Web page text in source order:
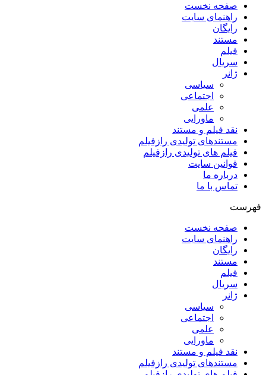
صفحه نخست
راهنمای سایت
رایگان
مستند
فیلم
سریال
ژانر
سیاسی
اجتماعی
علمی
ماورایی
نقد فیلم و مستند
مستندهای تولیدی رازفیلم
فیلم های تولیدی رازفیلم
قوانین سایت
درباره ما
تماس با ما
فهرست
صفحه نخست
راهنمای سایت
رایگان
مستند
فیلم
سریال
ژانر
سیاسی
اجتماعی
علمی
ماورایی
نقد فیلم و مستند
مستندهای تولیدی رازفیلم